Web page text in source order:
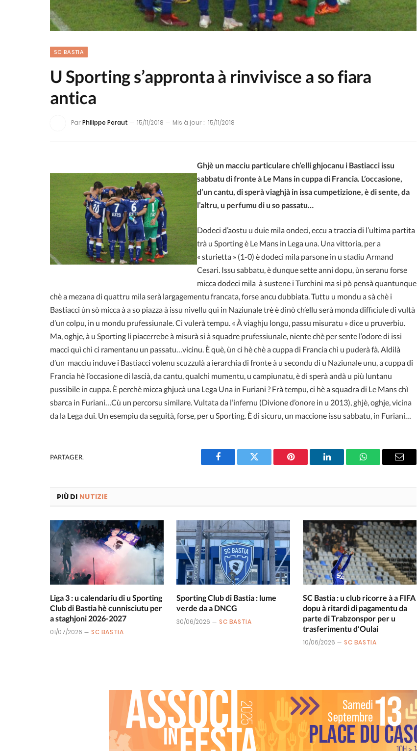
SC BASTIA
U Sporting s’appronta à rinvivisce a so fiara
antica
ParPhilippe Peraut 15/11/2018 Mis à jour : 15/11/2018
Ghjè un macciu particulare ch’elli ghjocanu i Bastiacci issu
sabbatu di fronte à Le Mans in cuppa di Francia. L’occasione,
d’un cantu, di sperà viaghjà in issa cumpetizione, è di sente, da
l’altru, u perfumu di u so passatu…
Dodeci d’aostu u duie mila ondeci, eccu a traccia di l’ultima partita
trà u Sporting è Le Mans in Lega una. Una vittoria, per a
« sturietta » (1-0) è dodeci mila parsone in u stadiu Armand
Cesari. Issu sabbatu, è dunque sette anni dopu, ùn seranu forse
micca dodeci mila à sustene i Turchini ma si pò pensà quantunque
chè a mezana di quattru mila serà largagementu francata, forse ancu dubbiata. Tuttu u mondu a sà chè i
Bastiacci ùn sò micca à a so piazza à issu nivellu quì in Naziunale trè è dinò ch’ellu serà monda difficiule di vultà
d’un colpu, in u mondu prufessiunale. Ci vulerà tempu. « À viaghju longu, passu misuratu » dice u pruverbiu.
Ma, oghje, à u Sporting li piacerrebe à misurà si à squadre prufessiunale, niente chè per sente l’odore di issi
macci quì chì ci ramentanu un passatu…vicinu. È què, ùn ci hè chè a cuppa di Francia chì u puderà fà. Aldilà
d’un macciu induve i Bastiacci volenu scuzzulà a ierarchia di fronte à u secondu di u Naziunale unu, a cuppa di
Francia hè l’occasione di lascià, da cantu, qualchì mumentu, u campiunatu, è di sperà andà u più luntanu
pussibile in cuppa. È perchè micca ghjucà una Lega Una in Furiani ? Frà tempu, ci hè a squadra di Le Mans chì
sbarca in Furiani…Cù un percorsu similare. Vultata da l’infernu (Divione d’onore in u 2013), ghjè, oghje, vicina
da la Lega dui. Un esempiu da seguità, forse, per u Sporting. È di sicuru, un maccione issu sabbatu, in Furiani…
PARTAGER.
Facebook Twitter Pinterest LinkedIn WhatsAppEmail
PIÙ DI NUTIZIE
Liga 3 : u calendariu di u Sporting
Club di Bastia hè cunnisciutu per
a staghjoni 2026-2027
01/07/2026 SC BASTIA
Sporting Club di Bastia : lume
verde da a DNCG
30/06/2026 SC BASTIA
SC Bastia : u club ricorre à a FIFA
dopu à ritardi di pagamentu da
parte di Trabzonspor per u
trasferimentu d’Oulai
10/06/2026 SC BASTIA